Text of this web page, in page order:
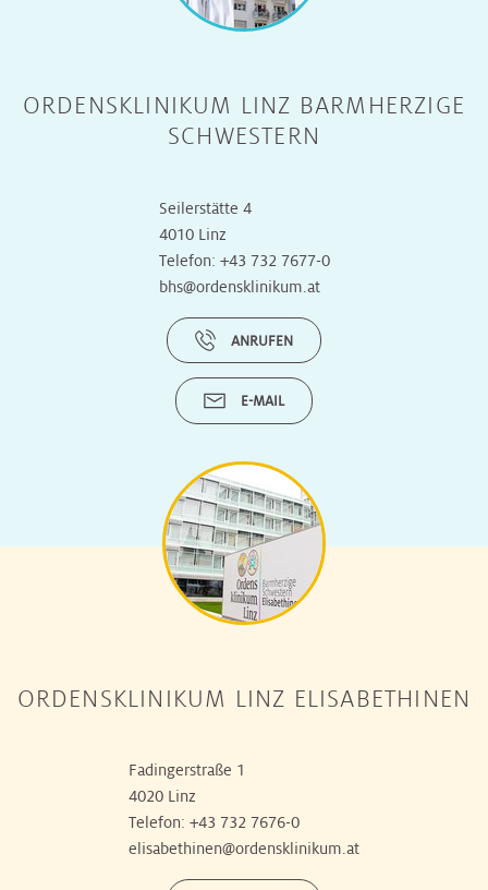
ORDENSKLINIKUM LINZ BARMHERZIGE
SCHWESTERN
Seilerstätte 4
4010 Linz
Telefon: +43 732 7677-0
bhs@ordensklinikum.at
ANRUFEN
E-MAIL
ORDENSKLINIKUM LINZ ELISABETHINEN
Fadingerstraße 1
4020 Linz
Telefon: +43 732 7676-0
elisabethinen@ordensklinikum.at